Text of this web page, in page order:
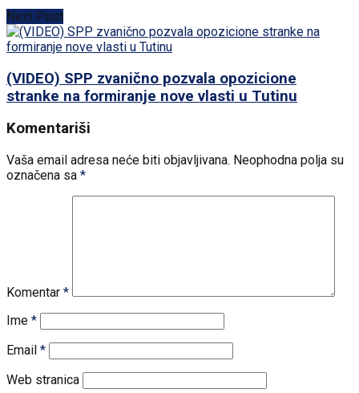
Next Post
(VIDEO) SPP zvanično pozvala opozicione
stranke na formiranje nove vlasti u Tutinu
Komentariši
Vaša email adresa neće biti objavljivana. Neophodna polja su
označena sa *
Komentar *
Ime *
Email *
Web stranica